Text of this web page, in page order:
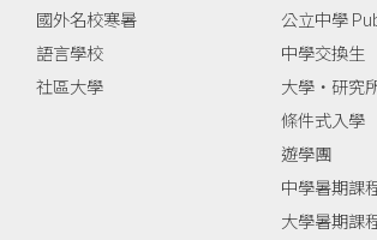
國外名校寒暑
語言學校
社區大學
公立中學
中學交換生
大學‧研究
條件式入學
遊學團
中學暑期課
大學暑期課